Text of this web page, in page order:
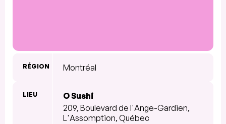
RÉGION Montréal
LIEU
O Sushi
209, Boulevard de l'Ange-Gardien,
L'Assomption, Québec